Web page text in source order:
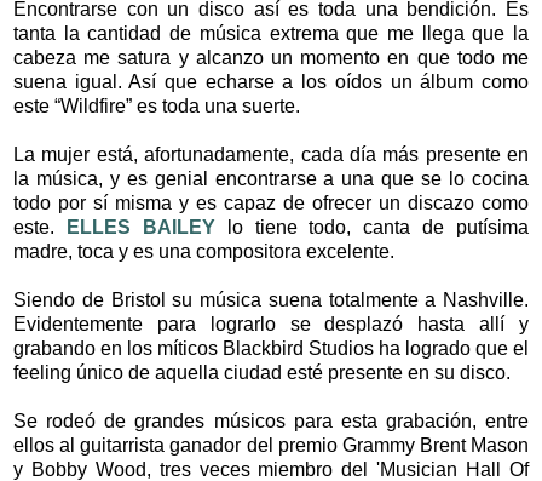
Encontrarse con un disco así es toda una bendición. Es
tanta la cantidad de música extrema que me llega que la
cabeza me satura y alcanzo un momento en que todo me
suena igual. Así que echarse a los oídos un álbum como
este “Wildfire” es toda una suerte.
La mujer está, afortunadamente, cada día más presente en
la música, y es genial encontrarse a una que se lo cocina
todo por sí misma y es capaz de ofrecer un discazo como
este.
ELLES BAILEYlo tiene todo, canta de putísima
madre, toca y es una compositora excelente.
Siendo de Bristol su música suena totalmente a Nashville.
Evidentemente para lograrlo se desplazó hasta allí y
grabando en los míticos Blackbird Studios ha logrado que el
feeling único de aquella ciudad esté presente en su disco.
Se rodeó de grandes músicos para esta grabación, entre
ellos al guitarrista ganador del premio Grammy Brent Mason
y Bobby Wood, tres veces miembro del 'Musician Hall Of